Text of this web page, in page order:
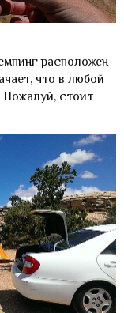
расположен
что в любой
Пожалуй, стоит